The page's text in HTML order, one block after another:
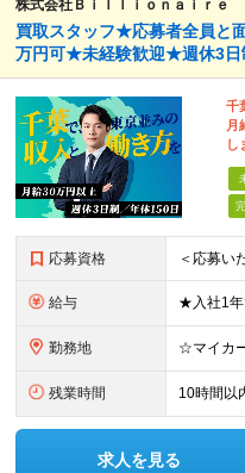
株式会社Ｂｉｌｌｉｏｎａｉｒｅ
買取スタッフ★応募者全員と
万円可★未経験歓迎★週休3
千
月
し
応募資格
給与
勤務地
残業時間 10時間以
求人を見る